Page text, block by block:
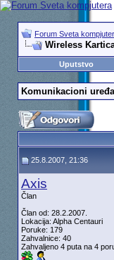
Forum Sveta
Wireless
Uputstvo
Komunikacioni
25.8.2007, 21:36
Axis
Član
Član od: 28.2.2007.
Lokacija: Alpha Centauri
Poruke: 179
Zahvalnice: 40
Zahvaljeno 4 puta na 4